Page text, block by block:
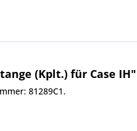
(Kplt.) für Case IH"
81289C1.